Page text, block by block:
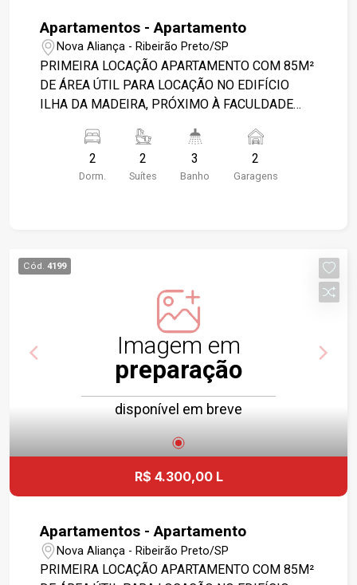
Apartamentos - Apartamento
Nova Aliança - Ribeirão Preto/SP
PRIMEIRA LOCAÇÃO APARTAMENTO COM 85M²
DE ÁREA ÚTIL PARA LOCAÇÃO NO EDIFÍCIO
ILHA DA MADEIRA, PRÓXIMO À FACULDADE
RIBEIRÃO PRETO/SP. CONHEÇA AS
CARACTERÍSTICAS DESTE IMÓVEL: - 85M² DE
ÁREA ÚTIL - 2 SUÍTES - SALA 2 AMBIENTES -
CONDOMÍNIO: - CONDOMINIO VONO,
LOCALIZADO NO NOVA ALIANCA ,
CHURRASQUEIRA, PISCINA, ACADEMIA,
ESPAÇO GOURMET, 3 ELEVADORES, QUADRA DE
FUTEBOL DE SALÃO, BICICLETÁRIO, QUADRA
POLIESPORTIVA E BRINQUEDOTECA.
2
Dorm.
2
Suítes
3
Banho
2
Garagens
Cód. 4199
Imagem em
preparação
disponível em breve
R$ 4.300,00 L
Apartamentos - Apartamento
Nova Aliança - Ribeirão Preto/SP
PRIMEIRA LOCAÇÃO APARTAMENTO COM 85M²